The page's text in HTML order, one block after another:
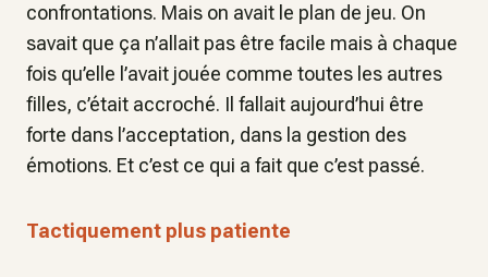
confrontations. Mais on avait le plan de jeu. On
savait que ça n’allait pas être facile mais à chaque
fois qu’elle l’avait jouée comme toutes les autres
filles, c’était accroché. Il fallait aujourd’hui être
forte dans l’acceptation, dans la gestion des
émotions. Et c’est ce qui a fait que c’est passé.
Tactiquement plus patiente